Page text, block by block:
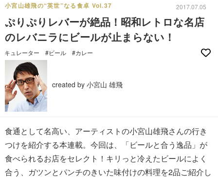
小宮山雄飛の“英世”なる食卓 Vol.37 2017.07.05
ぷりぷりレバーが絶品！昭和レトロな名店
のレバニラにビールが止まらない！
キュレーター #ビール #カレー
created by 小宮山 雄飛
食通として名高い、アーティストの小宮山雄飛さんの行き
つけを紹介する本連載。今回は、「ビールと合う逸品」が
食べられるお店をセレクト！キリっと冷えたビールによく
合う、ガツンとパンチのきいた味付けの料理を2品ご紹介し